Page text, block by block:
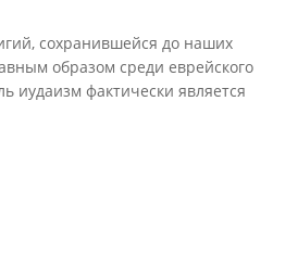
сохранившейся до наших
образом среди еврейского
иудаизм фактически является